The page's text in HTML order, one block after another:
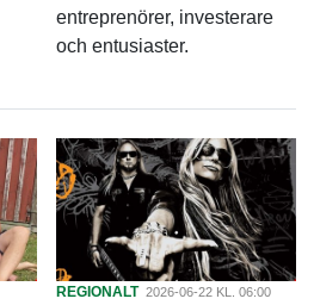
entreprenörer, investerare
och entusiaster.
REGIONALT 2026-06-22 KL. 06:00